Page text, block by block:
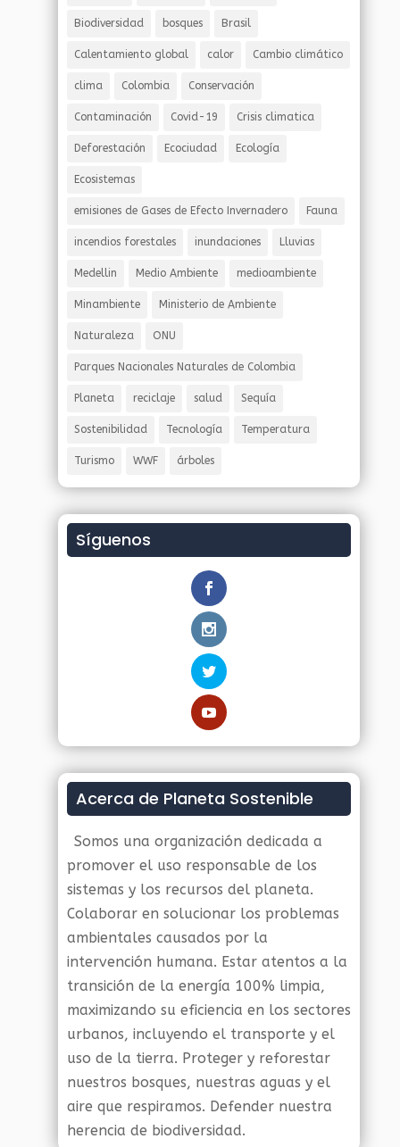
Biodiversidad bosques Brasil
Calentamiento global calor Cambio climático
clima Colombia Conservación
Contaminación Covid-19 Crisis climatica
Deforestación Ecociudad Ecología
Ecosistemas
emisiones de Gases de Efecto Invernadero Fauna
incendios forestales inundaciones Lluvias
Medellin Medio Ambiente medioambiente
Minambiente Ministerio de Ambiente
Naturaleza ONU
Parques Nacionales Naturales de Colombia
Planeta reciclaje salud Sequía
Sostenibilidad Tecnología Temperatura
Turismo WWF árboles
Síguenos
Acerca de Planeta Sostenible
Somos una organización dedicada a
promover el uso responsable de los
sistemas y los recursos del planeta.
Colaborar en solucionar los problemas
ambientales causados por la
intervención humana. Estar atentos a la
transición de la energía 100% limpia,
maximizando su eficiencia en los sectores
urbanos, incluyendo el transporte y el
uso de la tierra. Proteger y reforestar
nuestros bosques, nuestras aguas y el
aire que respiramos. Defender nuestra
herencia de biodiversidad.